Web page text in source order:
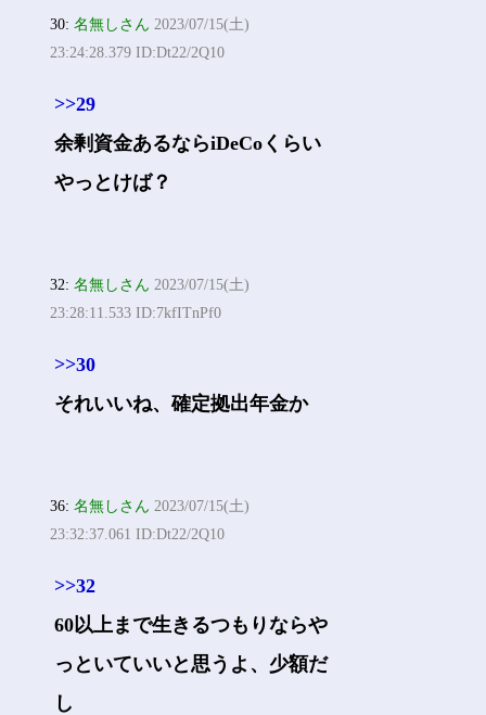
30:名無しさん 2023/07/15(土)
23:24:28.379 ID:Dt22/2Q10
>>29
余剰資金あるならiDeCoくらい
やっとけば？
32:名無しさん 2023/07/15(土)
23:28:11.533 ID:7kfITnPf0
>>30
それいいね、確定拠出年金か
36:名無しさん 2023/07/15(土)
23:32:37.061 ID:Dt22/2Q10
>>32
60以上まで生きるつもりならや
っといていいと思うよ、少額だ
し